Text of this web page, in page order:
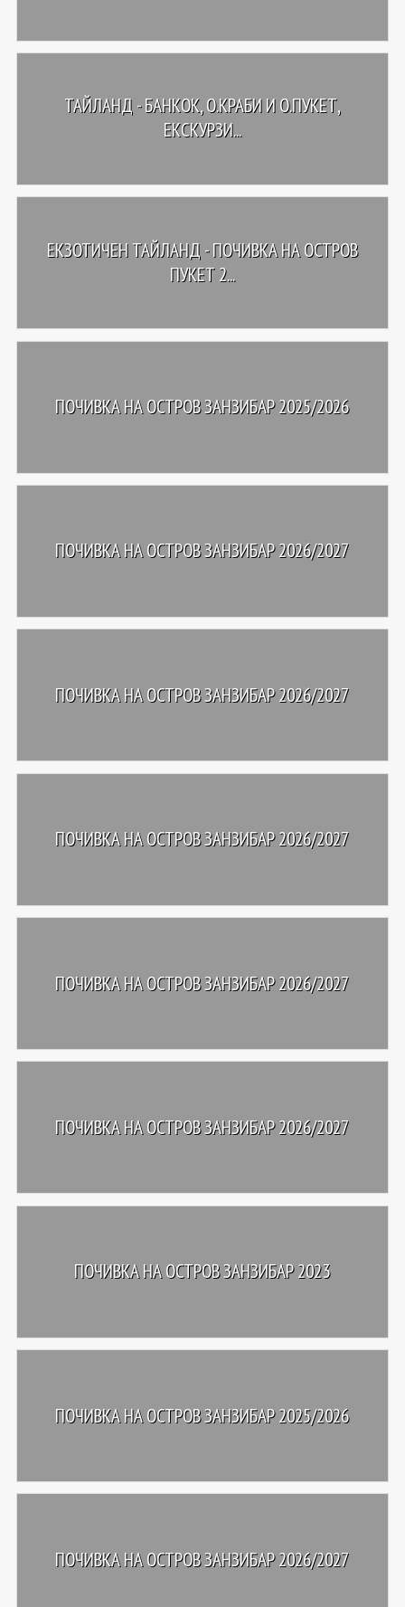
ТАЙЛАНД - БАНКОК, О.КРАБИ И О.ПУКЕТ,
ЕКСКУРЗИ...
ЕКЗОТИЧЕН ТАЙЛАНД - ПОЧИВКА НА ОСТРОВ
ПУКЕТ 2...
ПОЧИВКА НА ОСТРОВ ЗАНЗИБАР 2025/2026
ПОЧИВКА НА ОСТРОВ ЗАНЗИБАР 2026/2027
ПОЧИВКА НА ОСТРОВ ЗАНЗИБАР 2026/2027
ПОЧИВКА НА ОСТРОВ ЗАНЗИБАР 2026/2027
ПОЧИВКА НА ОСТРОВ ЗАНЗИБАР 2026/2027
ПОЧИВКА НА ОСТРОВ ЗАНЗИБАР 2026/2027
ПОЧИВКА НА ОСТРОВ ЗАНЗИБАР 2023
ПОЧИВКА НА ОСТРОВ ЗАНЗИБАР 2025/2026
ПОЧИВКА НА ОСТРОВ ЗАНЗИБАР 2026/2027